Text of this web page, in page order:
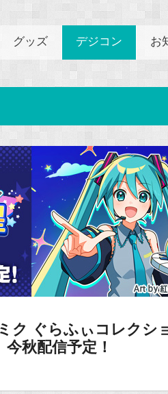
グッズ デジコン お
ク ぐらふぃコレクシ
秋配信予定！